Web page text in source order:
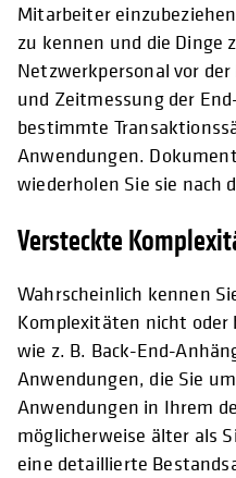
Mitarbeiter
zu kennen und die Dinge
Netzwerkpersonal vor
und Zeitmessung der
bestimmte
Anwendungen.
wiederholen Sie sie nach
Versteckte
Wahrscheinlich kennen
Komplexitäten nicht
wie z. B. Back-End-
Anwendungen, die Sie
Anwendungen in Ihrem
möglicherweise älter als
eine detaillierte